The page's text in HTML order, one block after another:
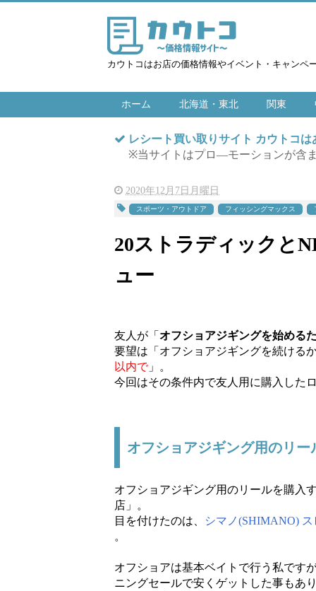
カウトコはお店の価格情報やイベント・キャンペ
ホーム 北海道・東北 関東
レシート買い取りサイト カウトコ
※当サイトはプロ―モーションが含
2020年12月7日月曜日
スポーツ・アウトドア フィッシングマックス
20ストラディックと
ュー
友人が「 オフショアジギングを始める
要望は「オフショアジギングを続ける
以内で」。
今回はその条件内で友人用に購入した
オフショアジギング用のリー
オフショアジギング用のリールを購入
店」。
目を付けたのは、
シマノ(SHIMANO)
。
オフショアは基本ベイトで行う私です
ニングセールで安くゲットした事もあ